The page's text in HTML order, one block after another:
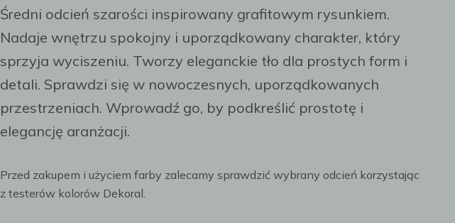
Średni odcień szarości inspirowany grafitowym rysunkiem.
Nadaje wnętrzu spokojny i uporządkowany charakter, który
sprzyja wyciszeniu. Tworzy eleganckie tło dla prostych form i
detali. Sprawdzi się w nowoczesnych, uporządkowanych
przestrzeniach. Wprowadź go, by podkreślić prostotę i
elegancję aranżacji.
Przed zakupem i użyciem farby zalecamy sprawdzić wybrany odcień korzystając
z testerów kolorów Dekoral.